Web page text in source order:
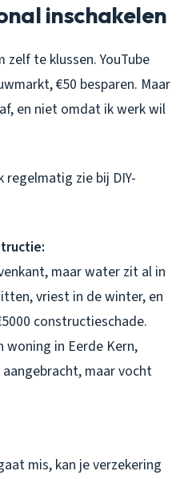
inschakelen
zelf te klussen. YouTube
€50 besparen. Maar
en niet omdat ik werk wil
regelmatig zie bij DIY-
maar water zit al in
vriest in de winter, en
constructieschade.
woning in Eerde Kern,
maar vocht
mis, kan je verzekering